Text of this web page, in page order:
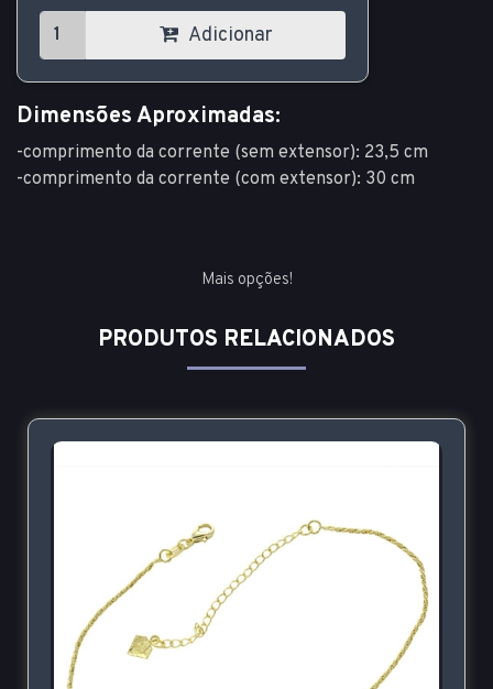
Adicionar
Dimensões Aproximadas:
-comprimento da corrente (sem extensor): 23,5 cm
-comprimento da corrente (com extensor): 30 cm
Mais opções!
PRODUTOS RELACIONADOS